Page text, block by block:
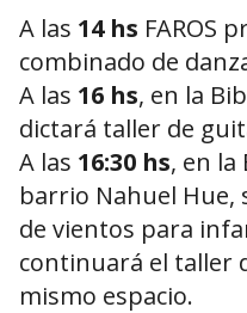
A las 14 hs FAROS
combinado de
A las 16 hs, en la
dictará taller de
A las 16:30 hs, en la
barrio Nahuel Hue,
de vientos para
continuará el taller
mismo espacio.